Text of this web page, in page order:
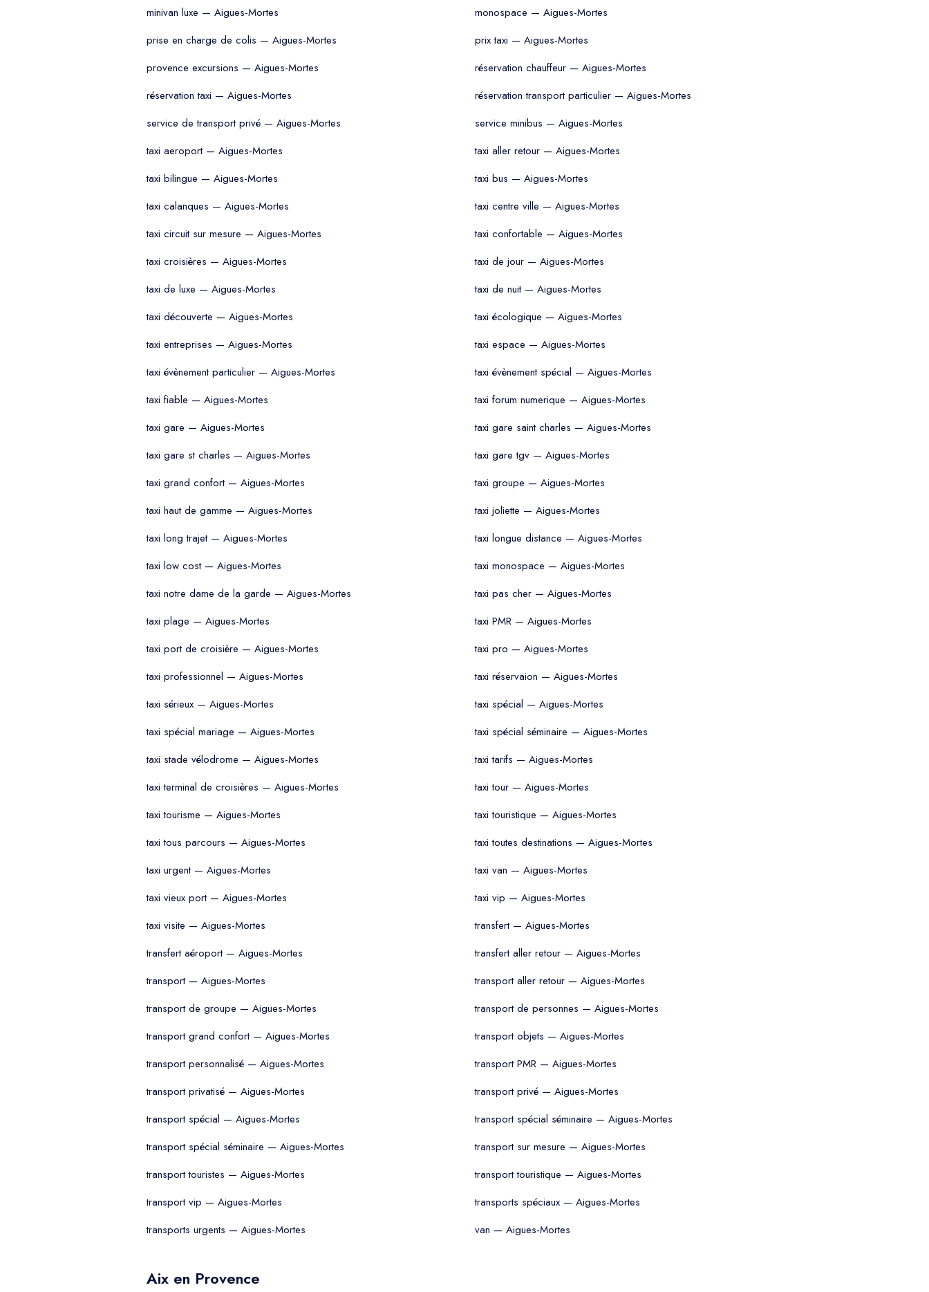
minivan luxe — Aigues-Mortes
monospace — Aigues-Mortes
prise en charge de colis — Aigues-Mortes
prix taxi — Aigues-Mortes
provence excursions — Aigues-Mortes
réservation chauffeur — Aigues-Mortes
réservation taxi — Aigues-Mortes
réservation transport particulier — Aigues-Mortes
service de transport privé — Aigues-Mortes
service minibus — Aigues-Mortes
taxi aeroport — Aigues-Mortes
taxi aller retour — Aigues-Mortes
taxi bilingue — Aigues-Mortes
taxi bus — Aigues-Mortes
taxi calanques — Aigues-Mortes
taxi centre ville — Aigues-Mortes
taxi circuit sur mesure — Aigues-Mortes
taxi confortable — Aigues-Mortes
taxi croisières — Aigues-Mortes
taxi de jour — Aigues-Mortes
taxi de luxe — Aigues-Mortes
taxi de nuit — Aigues-Mortes
taxi découverte — Aigues-Mortes
taxi écologique — Aigues-Mortes
taxi entreprises — Aigues-Mortes
taxi espace — Aigues-Mortes
taxi évènement particulier — Aigues-Mortes
taxi évènement spécial — Aigues-Mortes
taxi fiable — Aigues-Mortes
taxi forum numerique — Aigues-Mortes
taxi gare — Aigues-Mortes
taxi gare saint charles — Aigues-Mortes
taxi gare st charles — Aigues-Mortes
taxi gare tgv — Aigues-Mortes
taxi grand confort — Aigues-Mortes
taxi groupe — Aigues-Mortes
taxi haut de gamme — Aigues-Mortes
taxi joliette — Aigues-Mortes
taxi long trajet — Aigues-Mortes
taxi longue distance — Aigues-Mortes
taxi low cost — Aigues-Mortes
taxi monospace — Aigues-Mortes
taxi notre dame de la garde — Aigues-Mortes
taxi pas cher — Aigues-Mortes
taxi plage — Aigues-Mortes
taxi PMR — Aigues-Mortes
taxi port de croisière — Aigues-Mortes
taxi pro — Aigues-Mortes
taxi professionnel — Aigues-Mortes
taxi réservaion — Aigues-Mortes
taxi sérieux — Aigues-Mortes
taxi spécial — Aigues-Mortes
taxi spécial mariage — Aigues-Mortes
taxi spécial séminaire — Aigues-Mortes
taxi stade vélodrome — Aigues-Mortes
taxi tarifs — Aigues-Mortes
taxi terminal de croisières — Aigues-Mortes
taxi tour — Aigues-Mortes
taxi tourisme — Aigues-Mortes
taxi touristique — Aigues-Mortes
taxi tous parcours — Aigues-Mortes
taxi toutes destinations — Aigues-Mortes
taxi urgent — Aigues-Mortes
taxi van — Aigues-Mortes
taxi vieux port — Aigues-Mortes
taxi vip — Aigues-Mortes
taxi visite — Aigues-Mortes
transfert — Aigues-Mortes
transfert aéroport — Aigues-Mortes
transfert aller retour — Aigues-Mortes
transport — Aigues-Mortes
transport aller retour — Aigues-Mortes
transport de groupe — Aigues-Mortes
transport de personnes — Aigues-Mortes
transport grand confort — Aigues-Mortes
transport objets — Aigues-Mortes
transport personnalisé — Aigues-Mortes
transport PMR — Aigues-Mortes
transport privatisé — Aigues-Mortes
transport privé — Aigues-Mortes
transport spécial — Aigues-Mortes
transport spécial séminaire — Aigues-Mortes
transport spécial séminaire — Aigues-Mortes
transport sur mesure — Aigues-Mortes
transport touristes — Aigues-Mortes
transport touristique — Aigues-Mortes
transport vip — Aigues-Mortes
transports spéciaux — Aigues-Mortes
transports urgents — Aigues-Mortes
van — Aigues-Mortes
Aix en Provence